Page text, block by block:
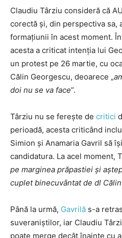
Claudiu Târziu consideră că
corectă și, din perspectiva sa,
formațiunii în acest moment.
acesta a criticat intenția lui
un protest pe 26 martie, cu
Călin Georgescu, deoarece „
doi nu se va face”.
Târziu nu se ferește de critici
perioadă, acesta criticând
Simion și Anamaria Gavril să
candidatura. La acel moment,
pe marginea prăpastiei și
cuplet binecuvântat de dl
Până la urmă, Gavrilă s-a
suveraniștilor, iar Claudiu
poate merge decât înainte cu